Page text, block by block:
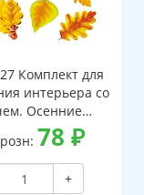
Комплект для
интерьера со
Осенние
1 (10 видов)
78₽
+